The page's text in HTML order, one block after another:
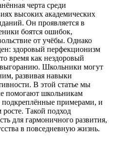
черта среди
высоких академических
Он проявляется в
боятся ошибок,
от учёбы. Однако
здоровый перфекционизм
время как нездоровый
выгоранию. Школьники могут
развивая навыки
В этой статье мы
помогают школьникам
подкреплённые примерами, и
Такой подход
для гармоничного развития,
в повседневную жизнь.